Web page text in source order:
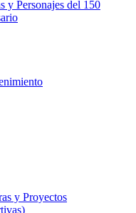
y Personajes del 150
y Proyectos